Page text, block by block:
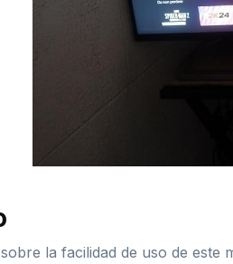
la facilidad de uso de este